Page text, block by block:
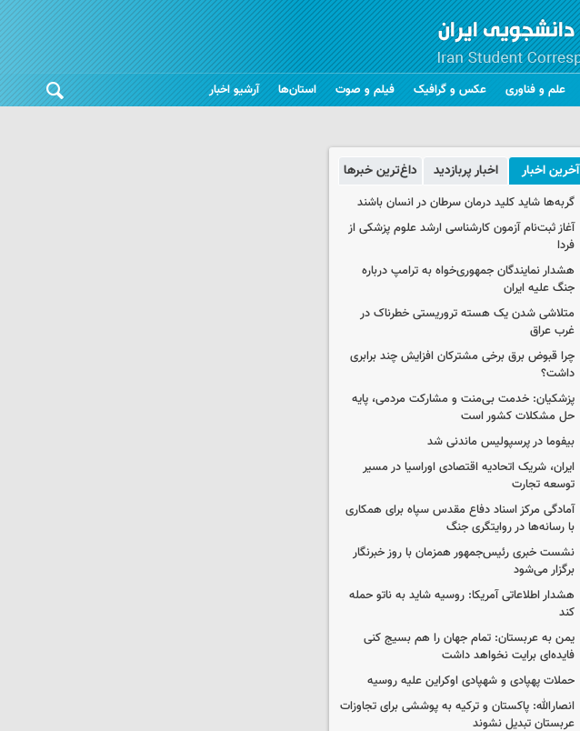
علم و فناوری عکس و گرافیک فیلم و صوت استان‌ها آرشیو اخبار
آخرین اخبار اخبار پربازدید داغ‌ترین خبرها
گربه‌ها شاید کلید درمان سرطان در انسان باشند
آغاز ثبت‌نام‌ آزمون کارشناسی ارشد علوم پزشکی از
فردا
هشدار نمایندگان جمهوری‌خواه به ترامپ درباره
جنگ علیه ایران
متلاشی شدن یک هسته تروریستی خطرناک در
غرب عراق
چرا قبوض برق برخی مشترکان افزایش چند برابری
داشت؟
پزشکیان: خدمت بی‌منت و مشارکت مردمی، پایه
حل مشکلات کشور است
بیفوما در پرسپولیس ماندنی شد
ایران، شریک اتحادیه اقتصادی اوراسیا در مسیر
توسعه تجارت
آمادگی مرکز اسناد دفاع مقدس سپاه برای همکاری
با رسانه‌ها در روایتگری جنگ
نشست خبری رئیس‌جمهور همزمان با روز خبرنگار
برگزار می‌شود
هشدار اطلاعاتی آمریکا: روسیه شاید به ناتو حمله
کند
یمن به عربستان: تمام جهان را هم بسیج کنی
فایده‌ای برایت نخواهد داشت
حملات پهپادی و شهپادی اوکراین علیه روسیه
انصارالله: پاکستان و ترکیه به پوششی برای تجاوزات
عربستان تبدیل نشوند